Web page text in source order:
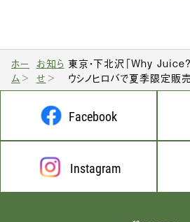
ホー
ム
お知ら
せ
東京・下北沢「Why Juice?
ウシノヒロバで夏季限定販売
Facebook
Instagram